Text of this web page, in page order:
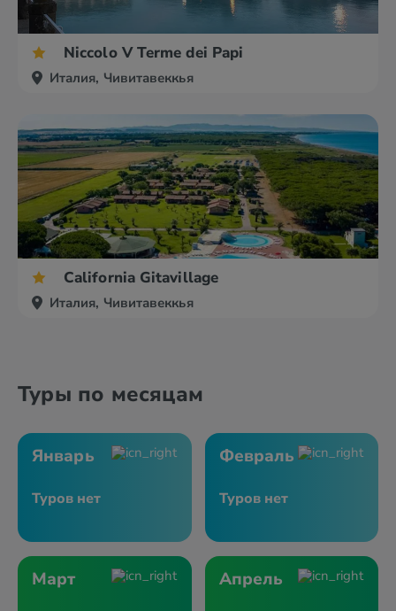
Niccolo V Terme dei Papi
Италия, Чивитавеккья
California Gitavillage
Италия, Чивитавеккья
Туры по месяцам
Январь
Туров нет
Февраль
Туров нет
Март Апрель